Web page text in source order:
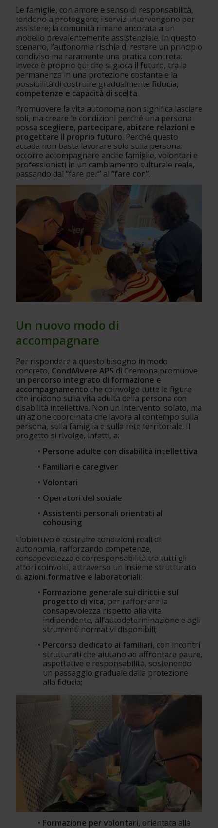
Le famiglie, con amore e senso di responsabilità,
tendono a proteggere; i servizi intervengono per
assistere; la comunità rimane ancorata a un
modello prevalentemente assistenziale. In questo
scenario, l’autonomia rischia di restare un principio
condiviso ma raramente una pratica concreta.
Invece è proprio qui che si gioca il futuro, tra la
permanenza in una protezione costante e la
possibilità di costruire gradualmente fiducia,
competenze e capacità di scelta.
Promuovere la vita autonoma non significa lasciare
soli, ma creare le condizioni perché una persona
possa scegliere, partecipare, abitare relazioni e
progettare il proprio futuro. Perché questo
accada non basta lavorare solo sulla persona:
occorre accompagnare anche famiglie, volontari e
professionisti in un cambiamento culturale reale,
passando dal “fare per” al “fare con”.
Un nuovo modo di
accompagnare
Per rispondere a questo bisogno in modo
concreto, CondiVivere APS di Cremona promuove
un percorso integrato di formazione e
accompagnamento che coinvolge tutte le figure
che incidono sulla vita adulta della persona con
disabilità intellettiva. Non un intervento isolato, ma
un’azione coordinata che lavora al contempo sulla
persona, sulla famiglia e sulla rete territoriale. Il
progetto si rivolge, infatti, a:
Persone adulte con disabilità intellettiva
Familiari e caregiver
Volontari
Operatori del sociale
Assistenti personali orientati al
cohousing
L’obiettivo è costruire condizioni reali di
autonomia, rafforzando competenze,
consapevolezza e corresponsabilità tra tutti gli
attori coinvolti, attraverso un insieme strutturato
di azioni formative e laboratoriali:
Formazione generale sui diritti e sul
progetto di vita, per rafforzare la
consapevolezza rispetto alla vita
indipendente, all’autodeterminazione e agli
strumenti normativi disponibili;
Percorso dedicato ai familiari, con incontri
strutturati che aiutano ad affrontare paure,
aspettative e responsabilità, sostenendo
un passaggio graduale dalla protezione
alla fiducia;
Formazione per volontari, orientata alla